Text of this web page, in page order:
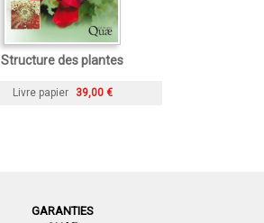
Structure des plantes
Livre papier 39,00 €
GARANTIES